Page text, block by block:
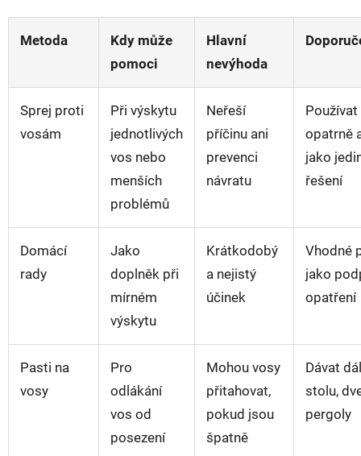
Metoda
Kdy může
pomoci
Hlavní
nevýhoda
Sprej proti
vosám
Při výskytu
jednotlivých
vos nebo
menších
problémů
Neřeší
příčinu ani
prevenci
návratu
Používat
opatrně
jako
řešení
Domácí
rady
Jako
doplněk při
mírném
výskytu
Krátkodobý
a nejistý
účinek
Vhodné
jako
opatření
Pasti na
vosy
Pro
odlákání
vos od
posezení
Mohou vosy
přitahovat,
pokud jsou
špatně
Dávat
stolu,
pergoly